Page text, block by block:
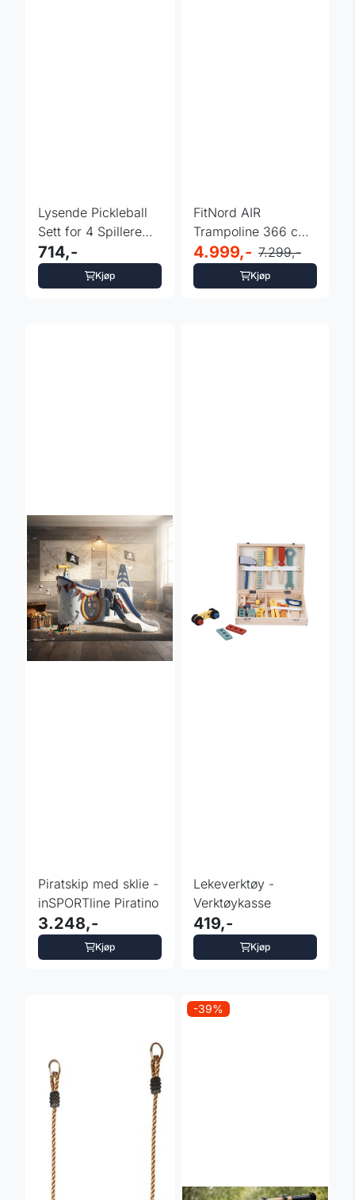
Lysende Pickleball
Sett for 4 Spillere
inSPORTline LRS400
714,-
Kjøp
FitNord AIR
Trampoline 366 cm
med sikkerhetsnett
4.999,- 7.299,-
Kjøp
Piratskip med sklie -
inSPORTline Piratino
3.248,-
Kjøp
Lekeverktøy -
Verktøykasse
419,-
Kjøp
-39%